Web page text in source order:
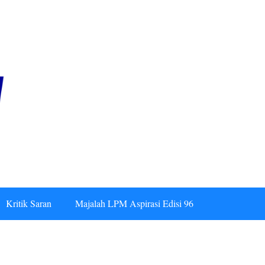
Kritik Saran Majalah LPM Aspirasi Edisi 96